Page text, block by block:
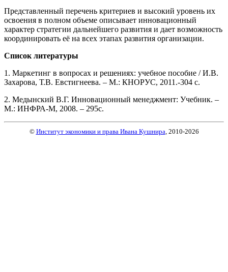
Представленный перечень критериев и высокий уровень их
освоения в полном объеме описывает инновационный
характер стратегии дальнейшего развития и дает возможность
координировать её на всех этапах развития организации.
Список литературы
1. Маркетинг в вопросах и решениях: учебное пособие / И.В.
Захарова, Т.В. Евстигнеева. – М.: КНОРУС, 2011.-304 с.
2. Медынский В.Г. Инновационный менеджмент: Учебник. –
М.: ИНФРА-М, 2008. – 295с.
© Институт экономики и права Ивана Кушнира , 2010-2026